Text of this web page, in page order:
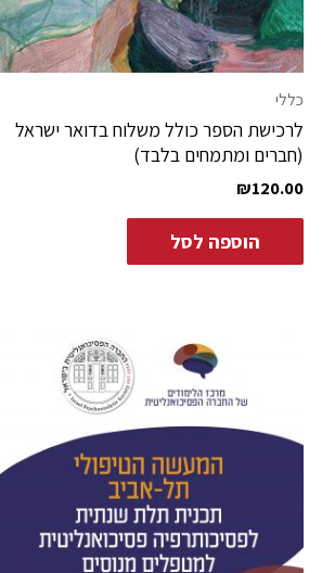
כללי
לרכישת הספר כולל משלוח בדואר ישראל
(חברים ומתמחים בלבד)
₪120.00
הוספה לסל